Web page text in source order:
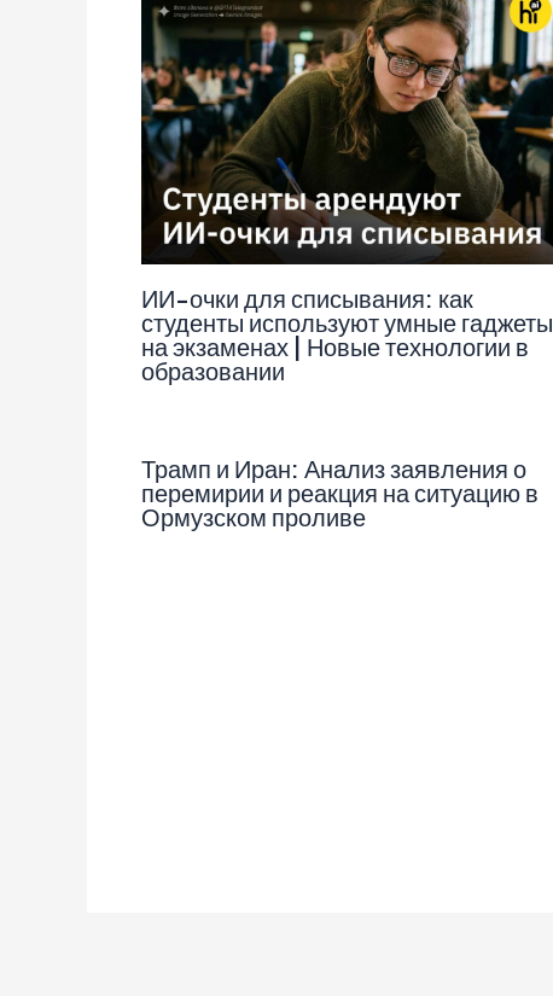
ИИ-очки для списывания: как
студенты используют умные гаджеты
на экзаменах | Новые технологии в
образовании
Трамп и Иран: Анализ заявления о
перемирии и реакция на ситуацию в
Ормузском проливе